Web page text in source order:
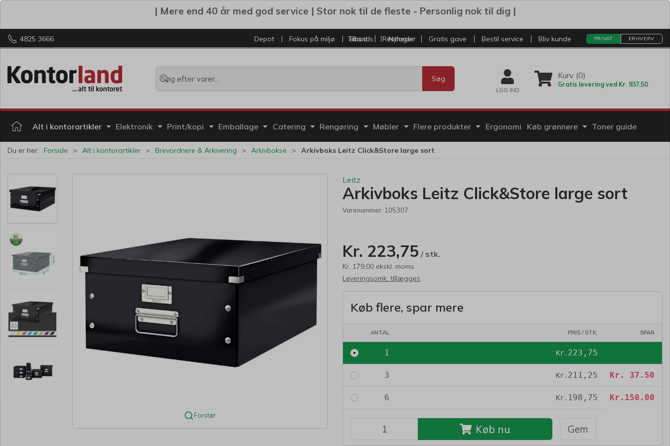
| Mere end 40 år med god service | Stor nok til de fleste - Personlig nok til dig |
4825 3666 Depot Fokus på miljø Brands Nyheder
Tilbud Restlager Gratis gave Bestil service Bliv kunde PRIVAT ERHVERV
Søg
LOG IND
Kurv (0)
Gratis levering ved Kr. 937,50
Alt i kontorartikler Elektronik Print/kopi Emballage Catering Rengøring Møbler Flere produkter Ergonomi Køb grønnere Toner guide
Du er her: Forside Alt i kontorartikler Brevordnere & Arkivering Arkivbokse Arkivboks Leitz Click&Store large sort
Forstør
Leitz
Arkivboks Leitz Click&Store large sort
Varenummer: 105307
Kr. 223,75 / stk.
Kr. 179,00 ekskl. moms
Leveringsomk. tillægges
Køb flere, spar mere
ANTAL PRIS / STK. SPAR
Køb nu Gem
1 Kr. 223,75
3 Kr. 211,25 Kr. 37.50
6 Kr. 198,75 Kr. 150.00